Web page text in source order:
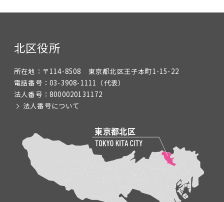
北区役所
所在地： 〒114-8508 東京都北区王子本町1-15-22
電話番号： 03-3908-1111 （代表）
法人番号： 8000020131172
法人番号について